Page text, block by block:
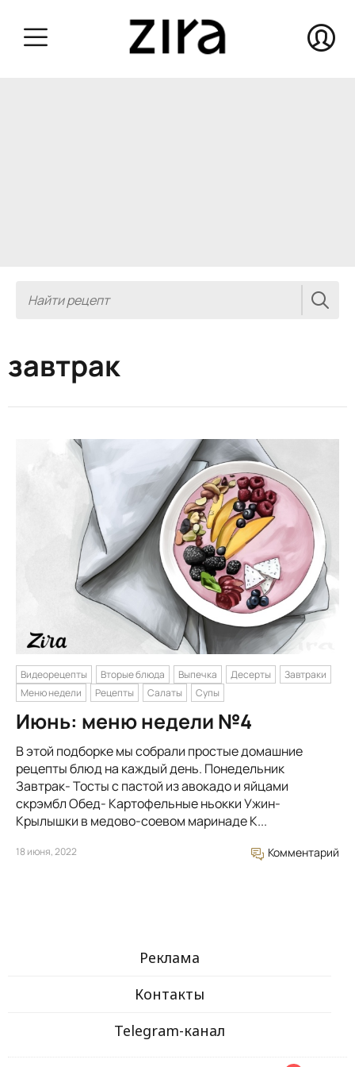
завтрак
Видеорецепты Вторые блюда Выпечка Десерты
Завтраки
Меню недели
Рецепты Салаты Супы
Июнь: меню недели №4
В этой подборке мы собрали простые домашние
рецепты блюд на каждый день. Понедельник
Завтрак- Тосты с пастой из авокадо и яйцами
скрэмбл Обед- Картофельные ньокки Ужин-
Крылышки в медово-соевом маринаде К...
18 июня, 2022 Комментарий
Реклама
Контакты
Telegram-канал